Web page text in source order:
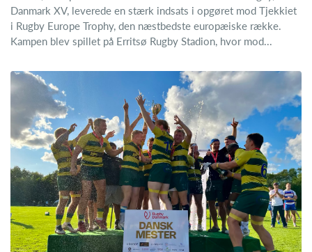
Danmark XV, leverede en stærk indsats i opgøret mod Tjekkiet
i Rugby Europe Trophy, den næstbedste europæiske række.
Kampen blev spillet på Erritsø Rugby Stadion, hvor mod...